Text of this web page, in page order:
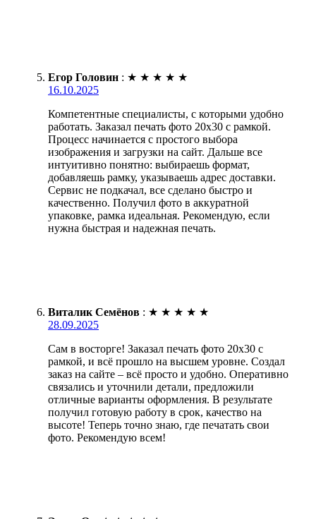
Егор Головин : ★ ★ ★ ★ ★
16.10.2025
Компетентные специалисты, с которыми удобно
работать. Заказал печать фото 20х30 с рамкой.
Процесс начинается с простого выбора
изображения и загрузки на сайт. Дальше все
интуитивно понятно: выбираешь формат,
добавляешь рамку, указываешь адрес доставки.
Сервис не подкачал, все сделано быстро и
качественно. Получил фото в аккуратной
упаковке, рамка идеальная. Рекомендую, если
нужна быстрая и надежная печать.
Виталик Семёнов : ★ ★ ★ ★ ★
28.09.2025
Сам в восторге! Заказал печать фото 20х30 с
рамкой, и всё прошло на высшем уровне. Создал
заказ на сайте – всё просто и удобно. Оперативно
связались и уточнили детали, предложили
отличные варианты оформления. В результате
получил готовую работу в срок, качество на
высоте! Теперь точно знаю, где печатать свои
фото. Рекомендую всем!